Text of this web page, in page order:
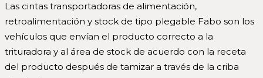
Las cintas transportadoras de alimentación,
retroalimentación y stock de tipo plegable Fabo son los
vehículos que envían el producto correcto a la
trituradora y al área de stock de acuerdo con la receta
del producto después de tamizar a través de la criba